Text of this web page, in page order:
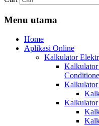
Menu utama
Home
Aplikasi Online
Kalkulator